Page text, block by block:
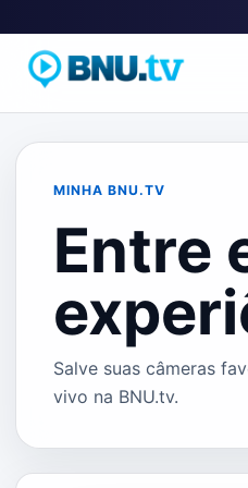
MINHA BNU.TV
Entre
Salve suas câmeras
vivo na BNU.tv.